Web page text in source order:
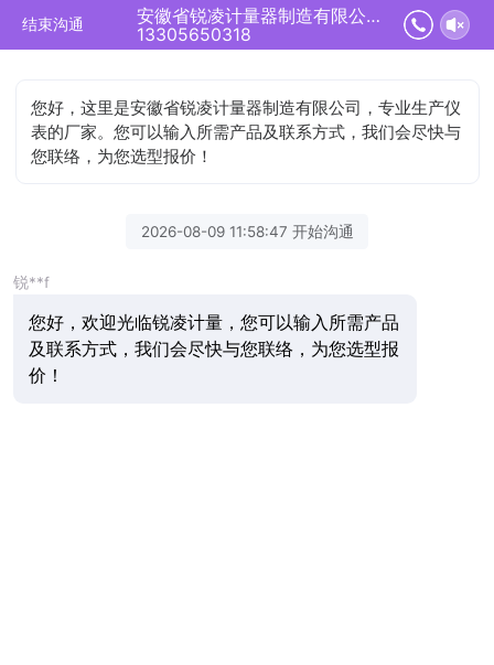
结束沟通
安徽省锐凌计量器制造有限公司正在为您服务
13305650318
您好，这里是安徽省锐凌计量器制造有限公司，专业生产仪
表的厂家。您可以输入所需产品及联系方式，我们会尽快与
您联络，为您选型报价！
2026-08-09 11:58:47 开始沟通
锐**f
您好，欢迎光临锐凌计量，您可以输入所需产品
及联系方式，我们会尽快与您联络，为您选型报
价！